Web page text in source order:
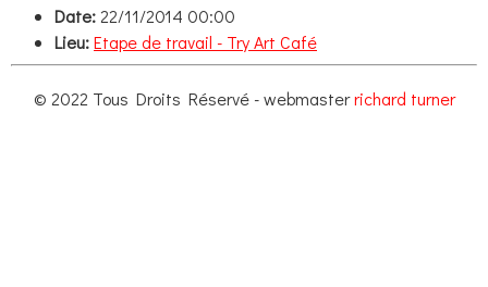
Date:22/11/2014 00:00
Lieu:Etape de travail - Try Art Café
© 2022 Tous Droits Réservé - webmasterrichard turner